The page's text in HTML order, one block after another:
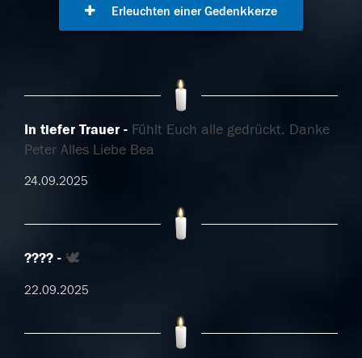
Erleuchten einer Gedenkkerze
In tiefer Trauer
Fühlt Euch alle gedrückt. Danke
Peter Alles Liebe Bea
24.09.2025
????️ 🕊️
22.09.2025